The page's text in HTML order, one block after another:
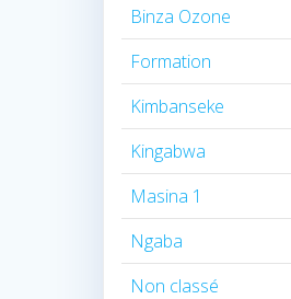
Binza Ozone
Formation
Kimbanseke
Kingabwa
Masina 1
Ngaba
Non classé